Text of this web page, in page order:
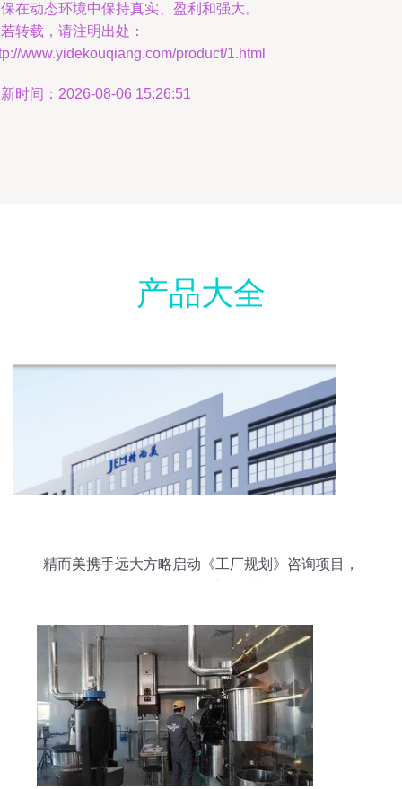
在动态环境中保持真实、盈利和强大。
转载，请注明出处：
www.yidekouqiang.com/product/1.html
时间：2026-08-06 15:26:51
产品大全
精而美携手远大方略启动《工厂规划》咨询项目，